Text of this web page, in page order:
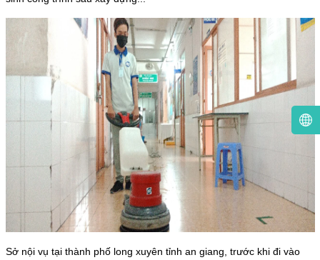
Sở nội vụ tại thành phố long xuyên tỉnh an giang, trước khi đi vào